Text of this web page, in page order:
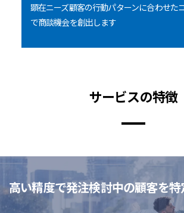
顕在ニーズ顧客の行動パターンに合わせた
で商談機会を創出します
サービスの特徴
高い精度で発注検討中の顧客を特